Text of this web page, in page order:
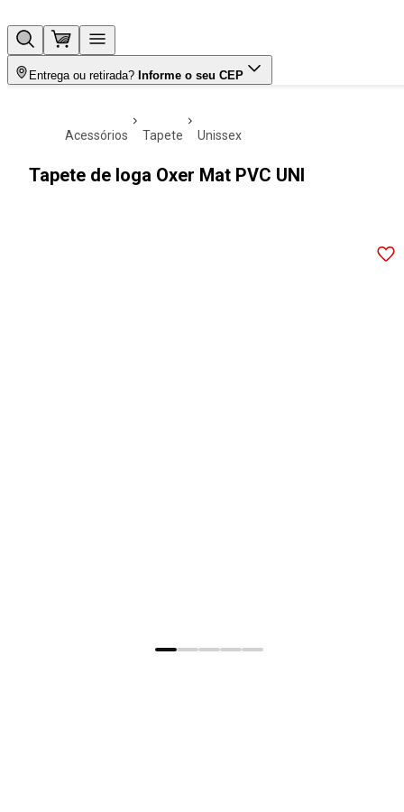
Entrega ou retirada? Informe o seu CEP
acessórios tapete unissex
Tapete de Ioga Oxer Mat PVC UNI